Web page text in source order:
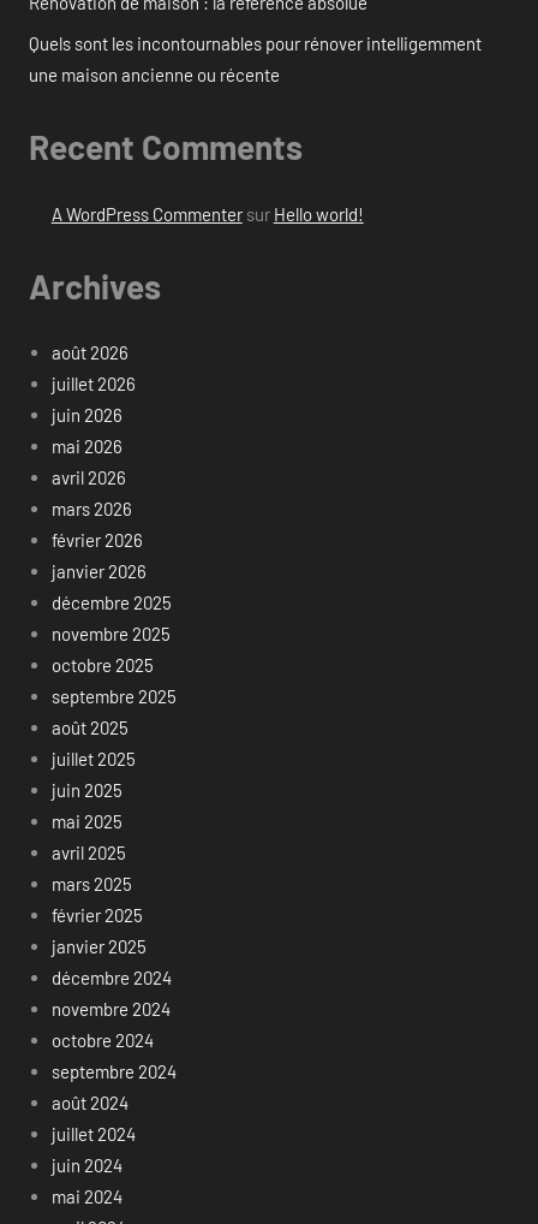
Quels sont les incontournables pour rénover intelligemment
une maison ancienne ou récente
Recent Comments
A WordPress Commentersur Hello world!
Archives
août 2026
juillet 2026
juin 2026
mai 2026
avril 2026
mars 2026
février 2026
janvier 2026
décembre 2025
novembre 2025
octobre 2025
septembre 2025
août 2025
juillet 2025
juin 2025
mai 2025
avril 2025
mars 2025
février 2025
janvier 2025
décembre 2024
novembre 2024
octobre 2024
septembre 2024
août 2024
juillet 2024
juin 2024
mai 2024